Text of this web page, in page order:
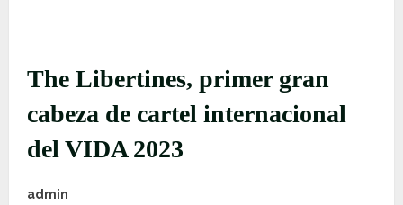
The Libertines, primer gran
cabeza de cartel internacional
del VIDA 2023
admin